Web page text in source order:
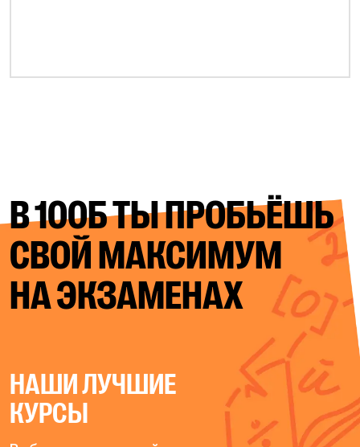
В 100Б ТЫ ПРОБЬЁШЬ
СВОЙМАКСИМУМ
НА ЭКЗАМЕНАХ
НАШИ ЛУЧШИЕ
КУРСЫ